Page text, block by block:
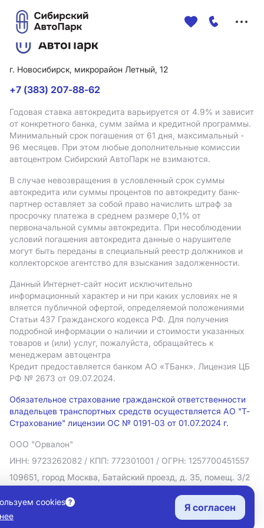
г. Новосибирск, микрорайон Летный, 12
+7 (383) 207-88-62
Годовая ставка автокредита варьируется от 4.9% и зависит
от конкретного банка, сумм займа и кредитной программы.
Минимальный срок погашения от 61 дня, максимальный -
96 месяцев. При этом любые дополнительные комиссии
автоцентром Сибирский АвтоПарк не взимаются.
В случае невозвращения в условленный срок суммы
автокредита или суммы процентов по автокредиту банк-
партнер оставляет за собой право начислить штраф за
просрочку платежа в среднем размере 0,1% от
первоначальной суммы автокредита. При несоблюдении
условий погашения автокредита данные о нарушителе
могут быть переданы в специальный реестр должников и
коллекторское агентство для взыскания задолженности.
Данный Интернет-сайт носит исключительно
информационный характер и ни при каких условиях не я
вляется публичной офертой, определяемой положениями
Статьи 437 Гражданского кодекса РФ. Для получения
подробной информации о наличии и стоимости указанных
товаров и (или) услуг, пожалуйста, обращайтесь к
менеджерам автоцентра
Кредит предоставляется банком АO «ТБанк». Лицензия ЦБ
РФ № 2673 от 09.07.2024.
Обязательное страхование гражданской ответственности
владельцев транспортных средств осуществляется АО "Т-
Страхование" лицензии ОС № 0191-03 от 01.07.2024 г.
ООО "Орвалон"
ИНН: 9723262082 / КПП: 772301001 / ОГРН: 1257700451557
109651, город Москва, Батайский проезд, д. 35, помещ. 3/2
Политика в отношении обработки персональных данных
Согласие на рекламную рассылку
Правовая информация
cookies
Я согласен